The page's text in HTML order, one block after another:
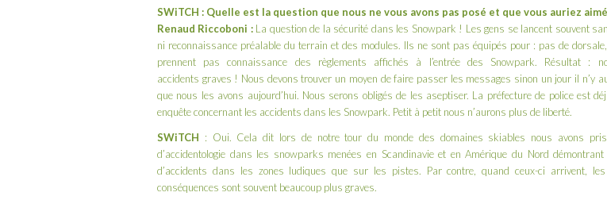
SWiTCH : Quelle est la question que nous ne vous avons pas posé et que vous auriez aimé
Renaud Riccoboni : La question de la sécurité dans les Snowpark ! Les gens se lancent souvent
ni reconnaissance préalable du terrain et des modules. Ils ne sont pas équipés pour : pas de
prennent pas connaissance des règlements affichés à l’entrée des Snowpark. Résultat :
accidents graves ! Nous devons trouver un moyen de faire passer les messages sinon un jour il n’y
que nous les avons aujourd’hui. Nous serons obligés de les aseptiser. La préfecture de police est
enquête concernant les accidents dans les Snowpark. Petit à petit nous n’aurons plus de liberté.
SWiTCH : Oui. Cela dit lors de notretour du monde des domaines skiables nous avons pris
d’accidentologie dans les snowparks menées en Scandinavie et en Amérique du Nord
d’accidents dans les zones ludiques que sur les pistes. Par contre, quand ceux-ci arrivent,
conséquences sont souvent beaucoup plus graves.